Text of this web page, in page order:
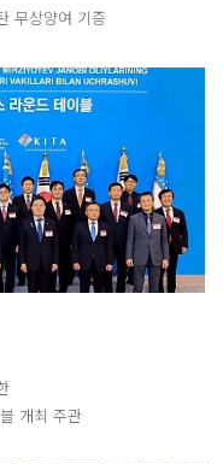
무상양여 기증
개최 주관